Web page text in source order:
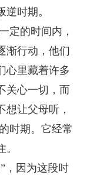
时期。
定的时间内，
渐行动，他们
心里藏着许多
关心一切，而
让父母听，
时期。它经常
，因为这段时